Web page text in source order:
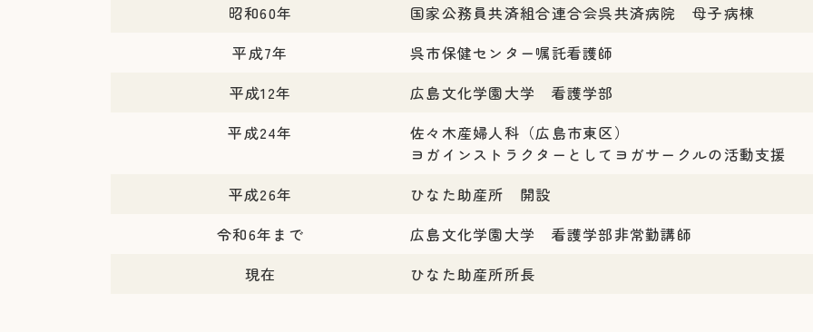
昭和60年
国家公務員共済組合連合会呉共済病院 母子病棟
平成7年
呉市保健センター嘱託看護師
平成12年
広島文化学園大学 看護学部
平成24年
佐々木産婦人科（広島市東区）
ヨガインストラクターとしてヨガサークルの活動支援
平成26年
ひなた助産所 開設
令和6年まで
広島文化学園大学 看護学部非常勤講師
現在
ひなた助産所所長